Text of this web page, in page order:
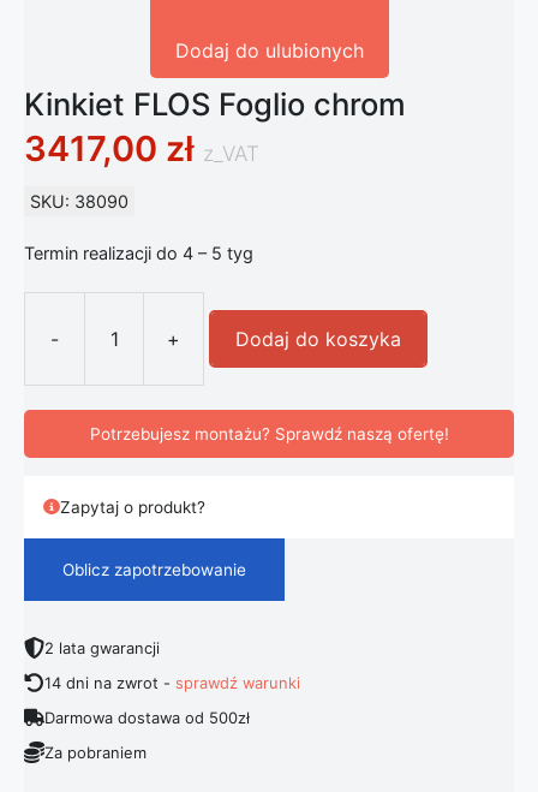
Dodaj do ulubionych
Kinkiet FLOS Foglio chrom
3417,00 zł z_VAT
SKU: 38090
Termin realizacji do 4 – 5 tyg
-
ilość Kinkiet FLOS Foglio chrom
+ Dodaj do koszyka
Potrzebujesz montażu? Sprawdź naszą ofertę!
Zapytaj o produkt?
Oblicz zapotrzebowanie
2 lata gwarancji
14 dni na zwrot -sprawdź warunki
Darmowa dostawa od 500zł
Za pobraniem